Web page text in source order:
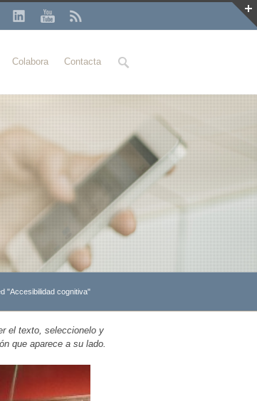
Buscar
Colabora Contacta
"Accesibilidad cognitiva"
el texto, seleccionelo y
que aparece a su lado.